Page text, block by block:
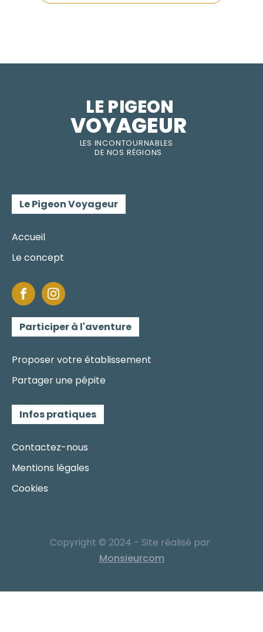
LES INCONTOURNABLES
DE NOS RÉGIONS
LE PIGEON
VOYAGEUR
Le Pigeon Voyageur
Accueil
Le concept
Participer à l'aventure
Proposer votre établissement
Partager une pépite
Infos pratiques
Contactez-nous
Mentions légales
Cookies
Copyright © 2024 - Site réalisé par
Monsieurcom